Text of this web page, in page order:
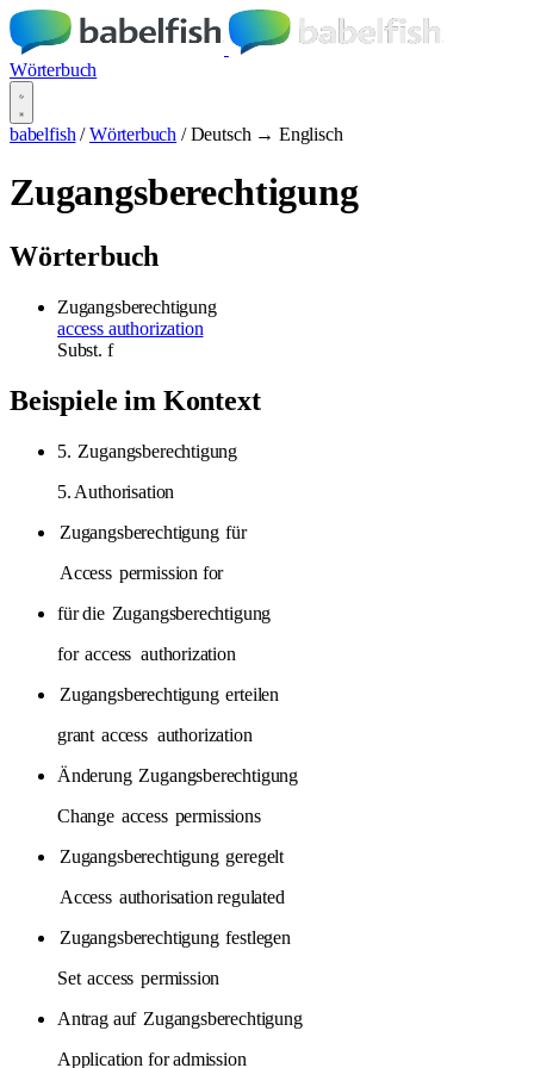
Wörterbuch
babelfish / Wörterbuch / Deutsch → Englisch
Zugangsberechtigung
Wörterbuch
Zugangsberechtigung
access authorization
Subst. f
Beispiele im Kontext
5. Zugangsberechtigung
5. Authorisation
Zugangsberechtigung für
Access permission for
für die Zugangsberechtigung
for access authorization
Zugangsberechtigung erteilen
grant access authorization
Änderung Zugangsberechtigung
Change access permissions
Zugangsberechtigung geregelt
Access authorisation regulated
Zugangsberechtigung festlegen
Set access permission
Antrag auf Zugangsberechtigung
Application for admission